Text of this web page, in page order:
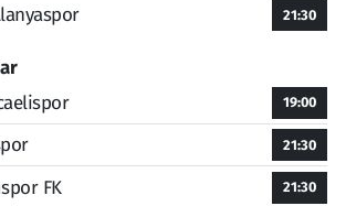
21:30
19:00
21:30
FK 21:30